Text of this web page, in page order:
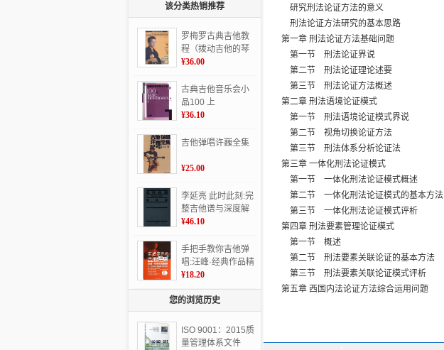
该分类热销推荐
罗梅罗古典吉他教
程（拨动吉他的琴
弦，跟随吉他大师
他）
¥36.00
古典吉他音乐会小
品100 上
¥36.10
吉他弹唱许巍全集
¥25.00
李延亮 此时此刻:完
整吉他谱与深度解
析:total guitar tabs
¥46.10
手把手教你吉他弹
唱:汪峰·经典作品精
讲:3:史上最易懂的
DVD视频教程
¥18.20
您的浏览历史
ISO 9001：2015质
量管理体系文件
研究刑法论证方法的意义
刑法论证方法研究的基本思路
第一章 刑法论证方法基础问题
第一节 刑法论证界说
第二节 刑法论证理论述要
第三节 刑法论证方法概述
第二章 刑法语境论证模式
第一节 刑法语境论证模式界说
第二节 视角切换论证方法
第三节 刑法体系分析论证法
第三章 一体化刑法论证模式
第一节 一体化刑法论证模式概述
第二节 一体化刑法论证模式的基本方法
第三节 一体化刑法论证模式评析
第四章 刑法要素管理论证模式
第一节 概述
第二节 刑法要素关联论证的基本方法
第三节 刑法要素关联论证模式评析
第五章 西国内法论证方法综合运用问题